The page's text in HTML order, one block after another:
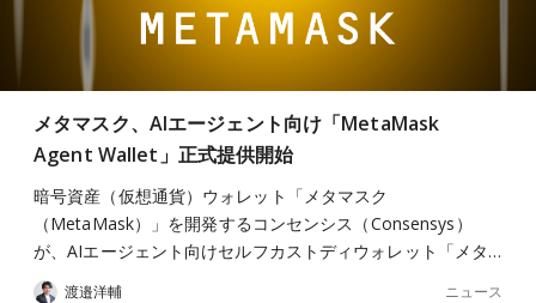
メタマスク、AIエージェント向け「MetaMask
Agent Wallet」正式提供開始
暗号資産（仮想通貨）ウォレット「メタマスク
（MetaMask）」を開発するコンセンシス（Consensys）
が、AIエージェント向けセルフカストディウォレット「メタ…
渡邉洋輔 ニュース